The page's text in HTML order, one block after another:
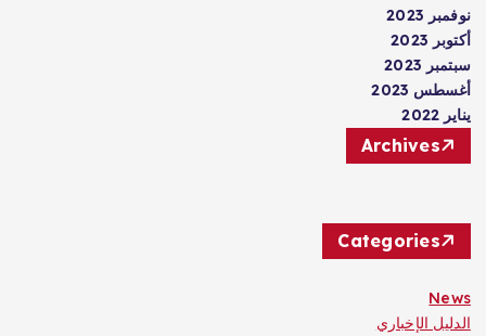
نوفمبر 2023
أكتوبر 2023
سبتمبر 2023
أغسطس 2023
يناير 2022
Archives
Categories
News
الدليل الإخباري